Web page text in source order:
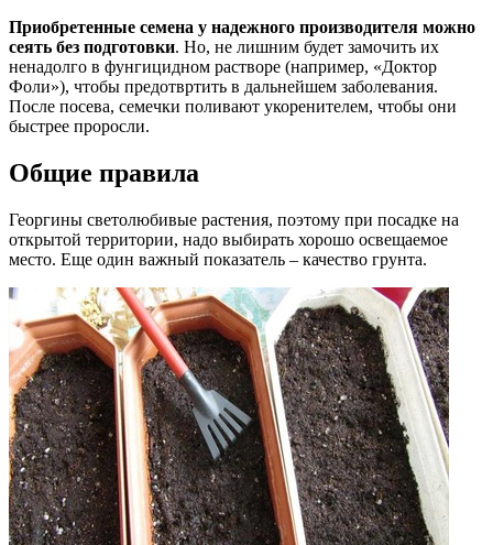
Приобретенные семена у надежного производителя можно
сеять без подготовки. Но, не лишним будет замочить их
ненадолго в фунгицидном растворе (например, «Доктор
Фоли»), чтобы предотвртить в дальнейшем заболевания.
После посева, семечки поливают укоренителем, чтобы они
быстрее проросли.
Общие правила
Георгины светолюбивые растения, поэтому при посадке на
открытой территории, надо выбирать хорошо освещаемое
место. Еще один важный показатель – качество грунта.